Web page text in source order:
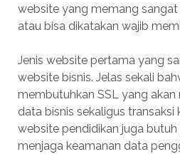
website yang memang
atau bisa dikatakan wajib
Jenis website pertama yang
website bisnis. Jelas sekali
membutuhkan SSL yang akan
data bisnis sekaligus transaksi
website pendidikan juga butuh
menjaga keamanan data